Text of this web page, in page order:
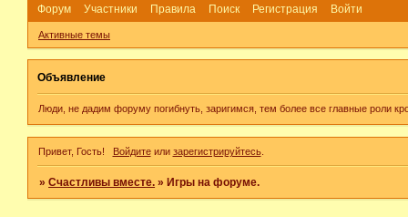
Форум Участники Правила Поиск Регистрация Войти
Активные темы
Объявление
Люди, не дадим форуму погибнуть, заригимся, тем более все главные роли
Привет, Гость! Войдитеили зарегистрируйтесь.
»Счастливы вместе. » Игры на форуме.